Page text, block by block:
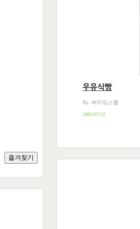
우유식빵
By. 베이킹스쿨
2005/07/22